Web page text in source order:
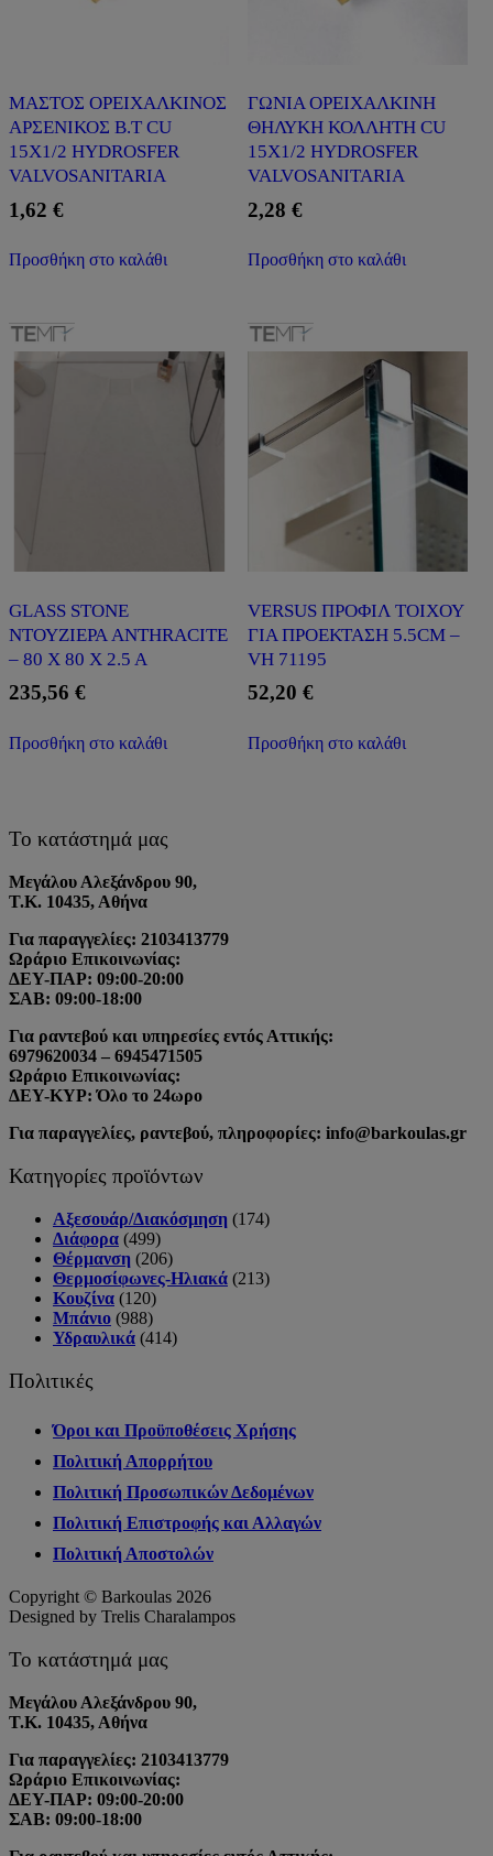
ΜΑΣΤΟΣ ΟΡΕΙΧΑΛΚΙΝΟΣ
ΑΡΣΕΝΙΚΟΣ Β.Τ CU
15X1/2 HYDROSFER
VALVOSANITARIA
1,62 €
Προσθήκη στο καλάθι
ΓΩΝΙΑ ΟΡΕΙΧΑΛΚΙΝΗ
ΘΗΛΥΚΗ ΚΟΛΛΗΤΗ CU
15X1/2 HYDROSFER
VALVOSANITARIA
2,28 €
Προσθήκη στο καλάθι
GLASS STONE
ΝΤΟΥΖΙΕΡΑ ANTHRACITE
– 80 X 80 X 2.5 A
235,56 €
Προσθήκη στο καλάθι
VERSUS ΠΡΟΦΙΛ ΤΟΙΧΟΥ
ΓΙΑ ΠΡΟΕΚΤΑΣΗ 5.5CM –
VH 71195
52,20 €
Προσθήκη στο καλάθι
Το κατάστημά μας
Μεγάλου Αλεξάνδρου 90,
Τ.Κ. 10435, Αθήνα
Για παραγγελίες: 2103413779
Ωράριο Επικοινωνίας:
ΔΕΥ-ΠΑΡ: 09:00-20:00
ΣΑΒ: 09:00-18:00
Για ραντεβού και υπηρεσίες εντός Αττικής:
6979620034 – 6945471505
Ωράριο Επικοινωνίας:
ΔΕΥ-ΚΥΡ: Όλο το 24ωρο
Για παραγγελίες, ραντεβού, πληροφορίες: info@barkoulas.gr
Κατηγορίες προϊόντων
Αξεσουάρ/Διακόσμηση (174)
Διάφορα (499)
Θέρμανση (206)
Θερμοσίφωνες-Ηλιακά (213)
Κουζίνα (120)
Μπάνιο (988)
Υδραυλικά (414)
Πολιτικές
Όροι και Προϋποθέσεις Χρήσης
Πολιτική Απορρήτου
Πολιτική Προσωπικών Δεδομένων
Πολιτική Επιστροφής και Αλλαγών
Πολιτική Αποστολών
Copyright © Barkoulas 2026
Designed by Trelis Charalampos
Το κατάστημά μας
Μεγάλου Αλεξάνδρου 90,
Τ.Κ. 10435, Αθήνα
Για παραγγελίες: 2103413779
Ωράριο Επικοινωνίας:
ΔΕΥ-ΠΑΡ: 09:00-20:00
ΣΑΒ: 09:00-18:00